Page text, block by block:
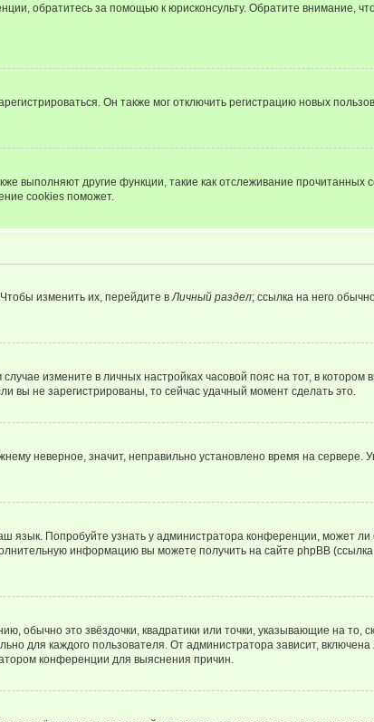
обратитесь за помощью к юрисконсульту. Обратите внимание,
Он также мог отключить регистрацию новых
выполняют другие функции, такие как отслеживание прочитанных
cookies поможет.
изменить их, перейдите в Личный раздел; ссылка на него
измените в личных настройках часовой пояс на тот, в котором
вы не зарегистрированы, то сейчас удачный момент сделать это.
неверное, значит, неправильно установлено время на сервере.
язык. Попробуйте узнать у администратора конференции, может
информацию вы можете получить на сайте phpBB
обычно это звёздочки, квадратики или точки, указывающие на то,
для каждого пользователя. От администратора зависит,
конференции для выяснения причин.